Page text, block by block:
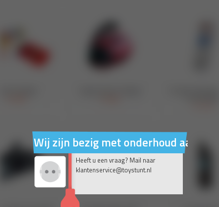
Wij zijn bezig met onderhoud aan
Heeft u een vraag? Mail naar
klantenservice@toystunt.nl